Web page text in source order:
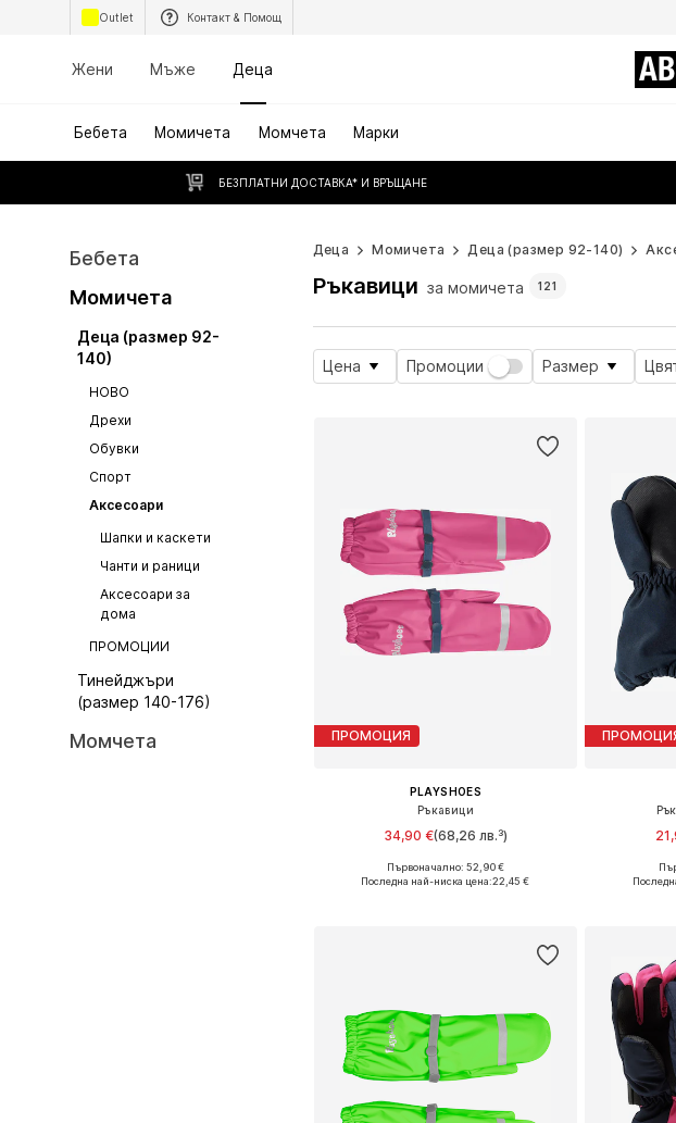
Outlet Контакт & Помощ
Жени Мъже Деца
Бебета Момичета Момчета Марки
БЕЗПЛАТНИ ДОСТАВКА* И ВРЪЩАНЕ
Бебета
Момичета
Деца (размер 92-
140)
НОВО
Дрехи
Обувки
Спорт
Аксесоари
Шапки и каскети
Чанти и раници
Аксесоари за
дома
ПРОМОЦИИ
Тинейджъри
(размер 140-176)
Момчета
Деца Момичета Деца (размер 92-140)
Ръкавици за момичета 121
Цена Промоции Размер
ПРОМОЦИЯ
PLAYSHOES
Ръкавици
34,90 €(68,26 лв.³)
Налични размери: XXS, XXS-XS, XS
Първоначално: 52,90 €
Последна най-ниска цена:22,45 €